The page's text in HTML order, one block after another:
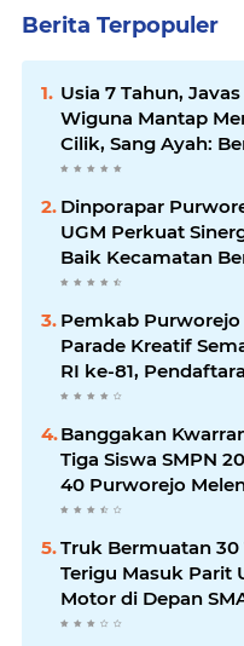
Berita Terpopuler
Usia 7 Tahun,
Wiguna Mantap
Cilik, Sang Ayah:
Menonton Wayang
Dinporapar
UGM Perkuat
Baik Kecamatan
Direplikasi
Pemkab Purworejo
Parade Kreatif
RI ke-81,
Resmi Dibuka
Banggakan
Tiga Siswa SMPN
40 Purworejo
Jamnas Cibubur
Truk Bermuatan 30
Terigu Masuk Parit
Motor di Depan
Purworejo, Satu